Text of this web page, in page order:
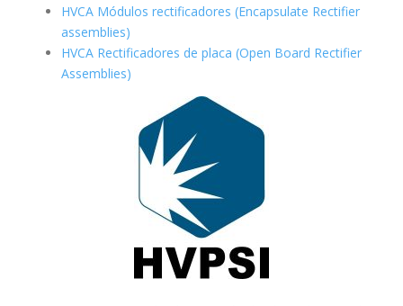
HVCA Módulos rectificadores (Encapsulate Rectifier
assemblies)
HVCA Rectificadores de placa (Open Board Rectifier
Assemblies)